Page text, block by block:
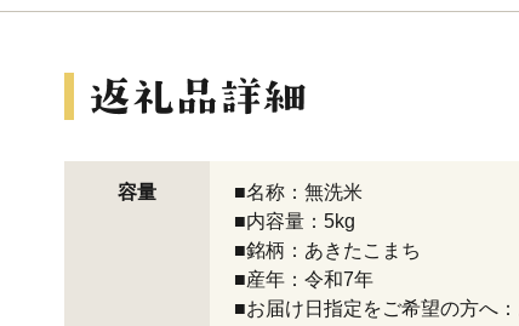
容量
■名称：無洗米
■内容量：5kg
■銘柄：あきたこまち
■産年：令和7年
■お届け日指定をご希望の方へ